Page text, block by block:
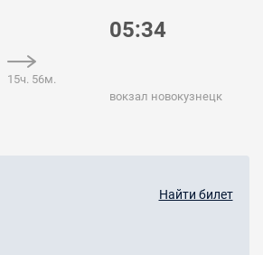
15ч. 56м.
05:34
вокзал новокузнецк
Найти билет